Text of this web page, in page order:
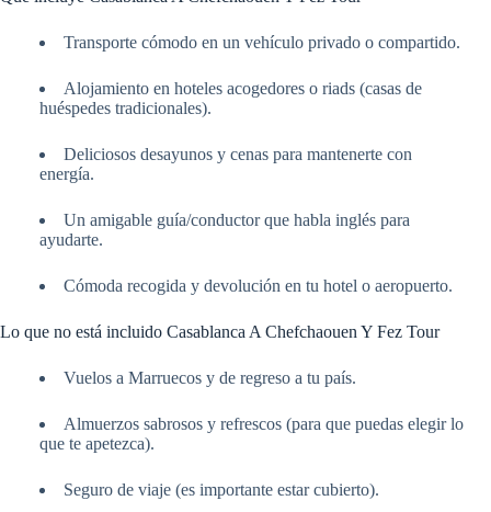
Transporte cómodo en un vehículo privado o compartido.
Alojamiento en hoteles acogedores o riads (casas de
huéspedes tradicionales).
Deliciosos desayunos y cenas para mantenerte con
energía.
Un amigable guía/conductor que habla inglés para
ayudarte.
Cómoda recogida y devolución en tu hotel o aeropuerto.
Lo que no está incluido Casablanca A Chefchaouen Y Fez Tour
Vuelos a Marruecos y de regreso a tu país.
Almuerzos sabrosos y refrescos (para que puedas elegir lo
que te apetezca).
Seguro de viaje (es importante estar cubierto).